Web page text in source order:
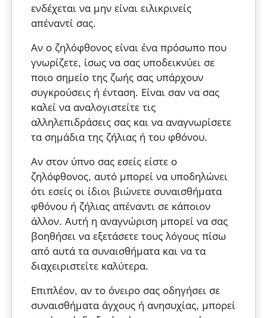
ενδέχεται να μην είναι ειλικρινείς
απέναντί σας.
Αν ο ζηλόφθονος είναι ένα πρόσωπο που
γνωρίζετε, ίσως να σας υποδεικνύει σε
ποιο σημείο της ζωής σας υπάρχουν
συγκρούσεις ή ένταση. Είναι σαν να σας
καλεί να αναλογιστείτε τις
αλληλεπιδράσεις σας και να αναγνωρίσετε
τα σημάδια της ζήλιας ή του φθόνου.
Αν στον ύπνο σας εσείς είστε ο
ζηλόφθονος, αυτό μπορεί να υποδηλώνει
ότι εσείς οι ίδιοι βιώνετε συναισθήματα
φθόνου ή ζήλιας απέναντι σε κάποιον
άλλον. Αυτή η αναγνώριση μπορεί να σας
βοηθήσει να εξετάσετε τους λόγους πίσω
από αυτά τα συναισθήματα και να τα
διαχειριστείτε καλύτερα.
Επιπλέον, αν το όνειρο σας οδηγήσει σε
συναισθήματα άγχους ή ανησυχίας, μπορεί